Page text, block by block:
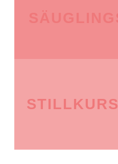
STILLKURS